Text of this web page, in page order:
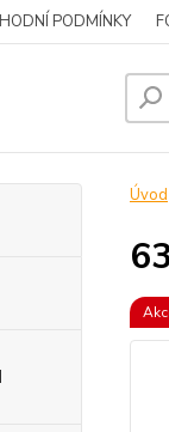
PODMÍNKY
Úvod